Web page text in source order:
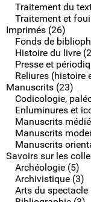
Traitement du
Traitement et
Imprimés (26)
Fonds de
Histoire du livre
Presse et
Reliures (histoire
Manuscrits (23)
Codicologie,
Enluminures et
Manuscrits
Manuscrits
Manuscrits
Savoirs sur les
Archéologie (5)
Archivistique (3)
Arts du spectacle